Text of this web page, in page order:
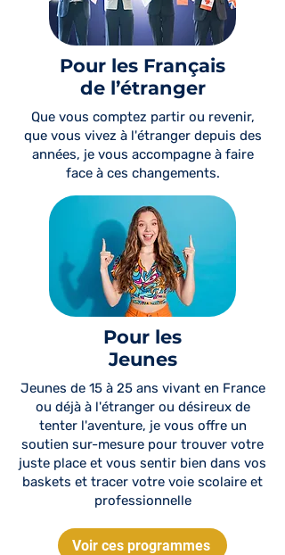
Pour les Français
de l’étranger
Que vous comptez partir ou revenir,
que vous vivez à l'étranger depuis des
années, je vous accompagne à faire
face à ces changements.
Voir ces programmes
Pour les
Jeunes
Jeunes de 15 à 25 ans vivant en France
ou déjà à l'étranger ou désireux de
tenter l'aventure, je vous offre un
soutien sur-mesure pour trouver votre
juste place et vous sentir bien dans vos
baskets et tracer votre voie scolaire et
professionnelle
Voir ces programmes